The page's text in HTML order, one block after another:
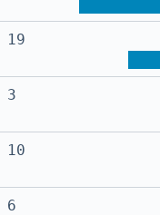
19
3
10
6